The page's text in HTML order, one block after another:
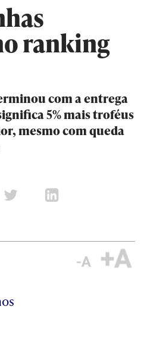
ranking
com a entrega
5% mais troféus
mesmo com queda